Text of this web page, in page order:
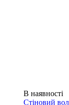
В наявності
Стіновий